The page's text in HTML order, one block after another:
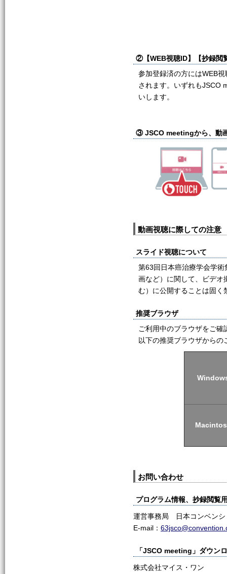
②【WEB視聴ID】【抄録閲
参加登録済の方にはWEB
されます。いずれもJSCO
いします。
③ JSCO meetingから、動
動画視聴に際しての注意
スライド視聴について
第63回日本癌治療学会学
画など）に関して、ビデオ
む）に公開することは固く
推奨ブラウザ
ご利用中のブラウザをご確
以下の推奨ブラウザからの
お問い合わせ
プログラム情報、抄録閲覧
運営事務局 日本コンベンシ
E-mail：
「JSCO meeting」ダウン
株式会社マイス・ワン